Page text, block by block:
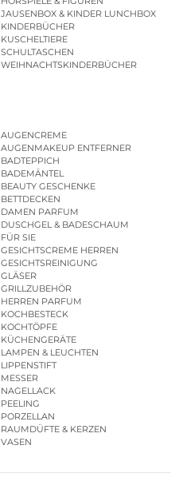
JAUSENBOX & KINDER LUNCHBOX
KINDERBÜCHER
| KINDERGARTENBEUTEL
KUSCHELTIERE
SCHULTASCHEN
WEIHNACHTSKINDERBÜCHER
AUGENCREME
AUGENMAKEUP ENTFERNER
BADTEPPICH
BADEMÄNTEL
BEAUTY GESCHENKE
BETTDECKEN
DAMEN PARFUM
DUSCHGEL & BADESCHAUM
FÜR SIE
GESICHTSCREME HERREN
GESICHTSREINIGUNG
GLÄSER
GRILLZUBEHÖR
HERREN PARFUM
KOCHBESTECK
KOCHTÖPFE
KÜCHENGERÄTE
LAMPEN & LEUCHTEN
LIPPENSTIFT
MESSER
NAGELLACK
PEELING
PORZELLAN
RAUMDÜFTE & KERZEN
VASEN